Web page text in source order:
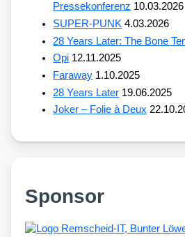
Pressekonferenz 10.03.2026
SUPER-PUNK 4.03.2026
28 Years Later: The Bone
Opi 12.11.2025
Faraway 1.10.2025
28 Years Later 19.06.2025
Joker – Folie à Deux
Sponsor